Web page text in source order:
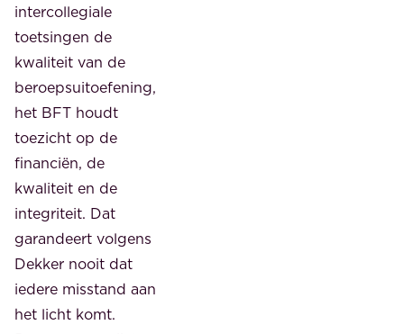
intercollegiale
toetsingen de
kwaliteit van de
beroepsuitoefening,
het BFT houdt
toezicht op de
financiën, de
kwaliteit en de
integriteit. Dat
garandeert volgens
Dekker nooit dat
iedere misstand aan
het licht komt.